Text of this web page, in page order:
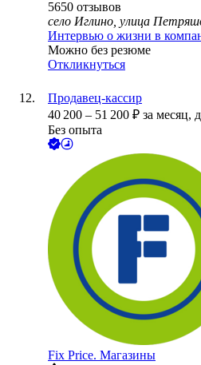
5650 отзывов
село Иглино, улица
Интервью о жизни в
Можно без резюме
Откликнуться
Продавец-кассир
40 200 – 51 200 ₽ за месяц,
Без опыта
Fix Price. Магазины